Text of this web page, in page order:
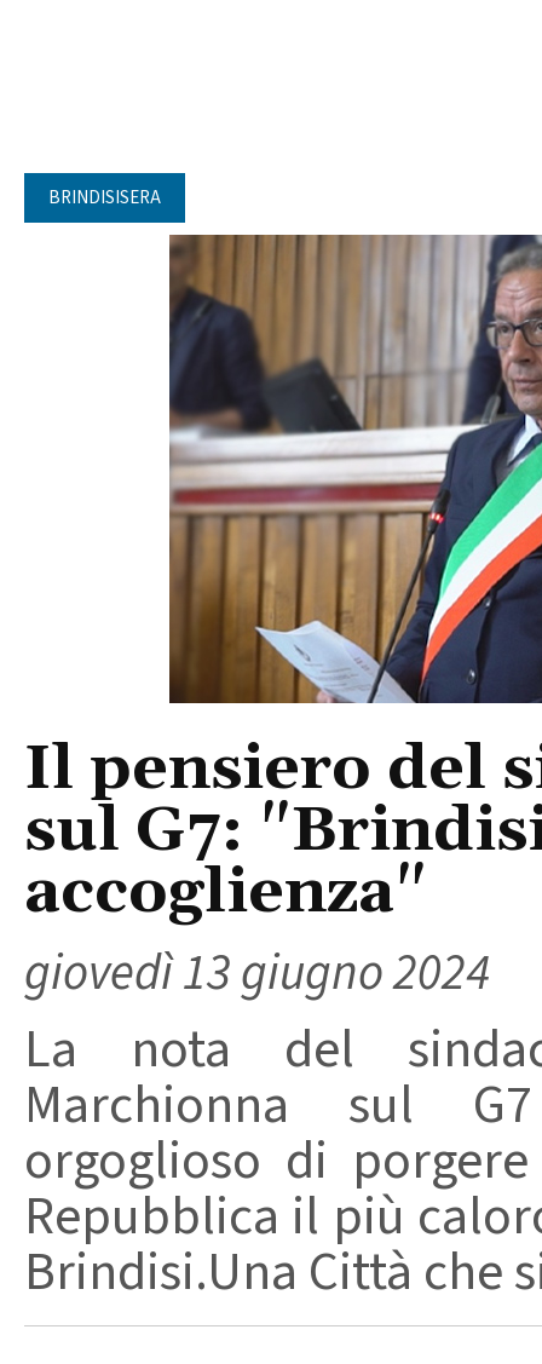
BRINDISISERA
Il pensiero del
sul G7:
accoglienza"
giovedì 13 giugno 2024
La nota del
Marchionna sul
orgoglioso di
Repubblica il più
Brindisi.Una Città che